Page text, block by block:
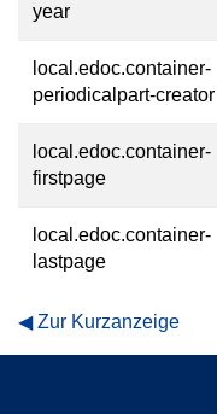
year
local.edoc.container-
periodicalpart-creator
local.edoc.container-
firstpage
local.edoc.container-
lastpage
Zur Kurzanzeige